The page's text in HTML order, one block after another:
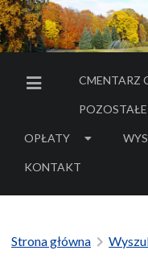
MENU BOCZNE
CMENTARZ
POZOSTAŁE
OPŁATY
KONTAKT
Strona główna